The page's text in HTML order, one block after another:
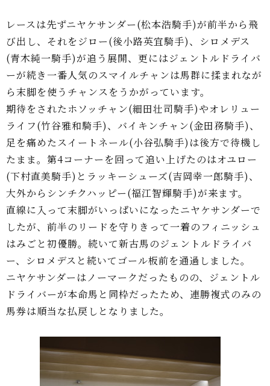
レースは先ずニヤケサンダー(松本浩騎手)が前半から飛
び出し、それをジロー(後小路英宜騎手)、シロメデス
(青木純一騎手)が追う展開、更にはジェントルドライバ
ーが続き一番人気のスマイルチャンは馬群に揉まれなが
ら末脚を使うチャンスをうかがっています。
期待をされたホソッチャン(細田壮司騎手)やオレリュー
ライフ(竹谷雅和騎手)、バイキンチャン(金田務騎手)、
足を痛めたスイートネール(小谷弘騎手)は後方で待機し
たまま。第4コーナーを回って追い上げたのはオユロー
(下村直美騎手)とラッキーシューズ(吉岡幸一郎騎手)、
大外からシンチクハッピー(福江智輝騎手)が来ます。
直線に入って末脚がいっぱいになったニヤケサンダーで
したが、前半のリードを守りきって一着のフィニッシュ
はみごと初優勝。続いて新古馬のジェントルドライバ
ー、シロメデスと続いてゴール板前を通過しました。
ニヤケサンダーはノーマークだったものの、ジェントル
ドライバーが本命馬と同枠だったため、連勝複式のみの
馬券は順当な払戻しとなりました。